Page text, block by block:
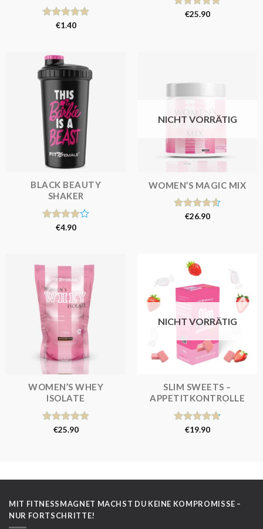
Bewertet
€1.40
Bewertet
€25.90
BLACK BEAUTY
SHAKER
Bewertet
€4.90
NICHT VORRÄTIG
WOMEN’S MAGIC MIX
Bewertet
€26.90
WOMEN’S WHEY
ISOLATE
Bewertet
€25.90
NICHT VORRÄTIG
SLIM SWEETS –
APPETITKONTROLLE
Bewertet
€19.90
MIT FITNESSMAGNET MACHST DU KEINE KOMPROMISSE –
NUR FORTSCHRITTE!